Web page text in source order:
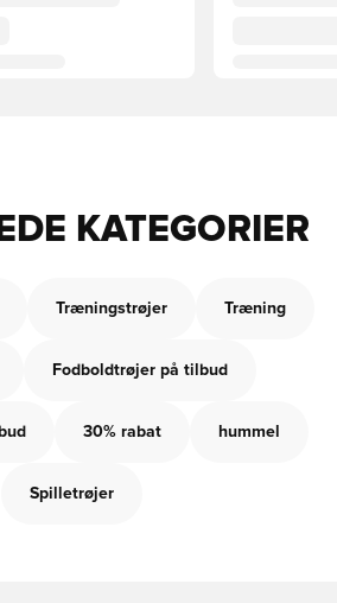
KATEGORIER
Træningstrøjer Træning
Fodboldtrøjer på tilbud
30% rabat hummel
Spilletrøjer